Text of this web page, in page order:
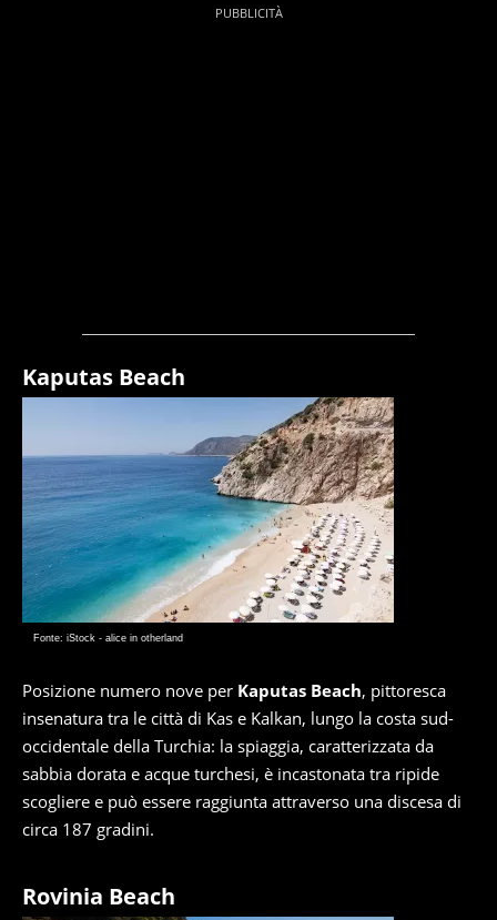
Kaputas Beach
Fonte: iStock - alice in otherland
Posizione numero nove per Kaputas Beach, pittoresca
insenatura tra le città di Kas e Kalkan, lungo la costa sud-
occidentale della Turchia: la spiaggia, caratterizzata da
sabbia dorata e acque turchesi, è incastonata tra ripide
scogliere e può essere raggiunta attraverso una discesa di
circa 187 gradini.
Rovinia Beach